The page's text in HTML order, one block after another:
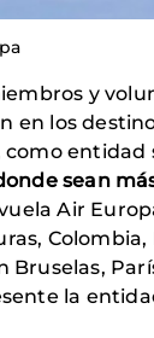
y
en los
como entidad
sean
Air
Colombia,
Bruselas,
la